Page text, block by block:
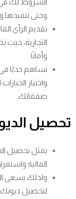
وحتى تنفيذها
تقديم الرأي
التجارية، حيث
وأمانًا.
نساهم جديًا في
واختيار
صفقاتك.
تحصيل
يمثل تحصيل
المالية
ولذلك يسعى
لتحصيل ديونك